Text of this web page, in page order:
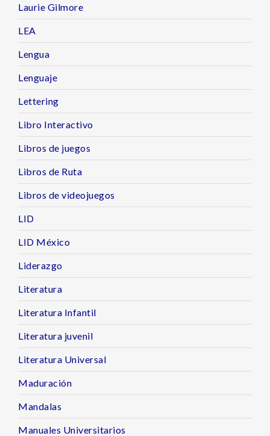
Laurie Gilmore
LEA
Lengua
Lenguaje
Lettering
Libro Interactivo
Libros de juegos
Libros de Ruta
Libros de videojuegos
LID
LID México
Liderazgo
Literatura
Literatura Infantil
Literatura juvenil
Literatura Universal
Maduración
Mandalas
Manuales Universitarios